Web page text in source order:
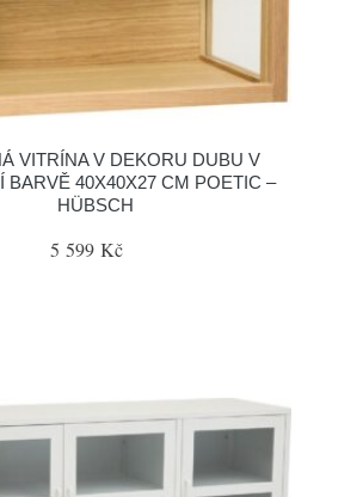
VITRÍNA V DEKORU DUBU V
BARVĚ 40X40X27 CM POETIC –
HÜBSCH
5 599 Kč